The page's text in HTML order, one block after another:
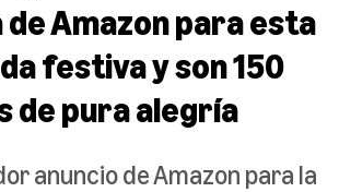
de Amazon para esta
festiva y son 150
de pura alegría
anuncio de Amazon para la